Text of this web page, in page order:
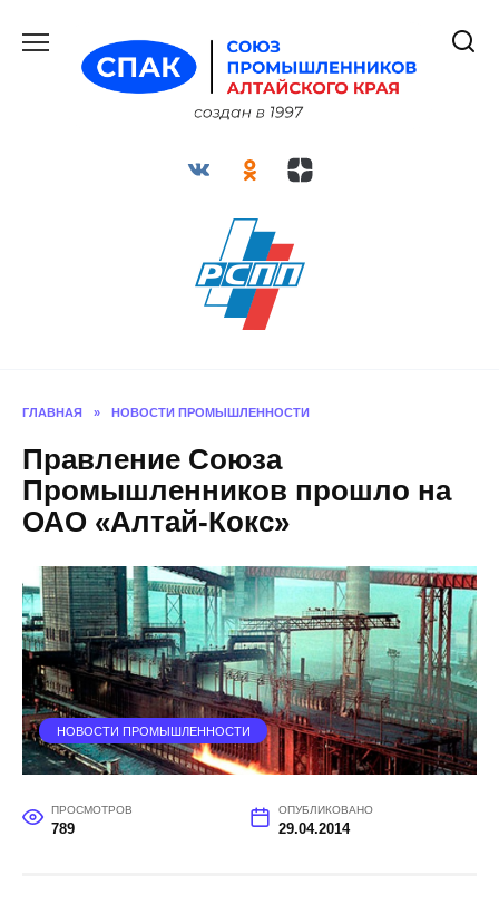
содержанию
ГЛАВНАЯ » НОВОСТИ ПРОМЫШЛЕННОСТИ
Правление Союза
Промышленников прошло на
ОАО «Алтай-Кокс»
НОВОСТИ ПРОМЫШЛЕННОСТИ
ПРОСМОТРОВ
789
ОПУБЛИКОВАНО
29.04.2014